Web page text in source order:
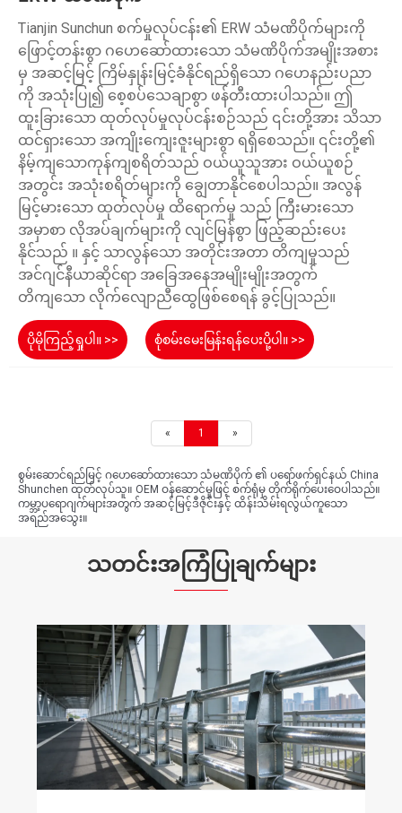
Tianjin Sunchun စက်မှုလုပ်ငန်း၏ ERW သံမဏိပိုက်များကို
ဖြောင့်တန်းစွာ ဂဟေဆော်ထားသော သံမဏိပိုက်အမျိုးအစား
မှ အဆင့်မြင့် ကြိမ်နှုန်းမြင့်ခံနိုင်ရည်ရှိသော ဂဟေနည်းပညာ
ကို အသုံးပြု၍ စေ့စပ်သေချာစွာ ဖန်တီးထားပါသည်။ ဤ
ထူးခြားသော ထုတ်လုပ်မှုလုပ်ငန်းစဉ်သည် ၎င်းတို့အား သိသာ
ထင်ရှားသော အကျိုးကျေးဇူးများစွာ ရရှိစေသည်။ ၎င်းတို့၏
နိမ့်ကျသောကုန်ကျစရိတ်သည် ဝယ်ယူသူအား ဝယ်ယူစဉ်
အတွင်း အသုံးစရိတ်များကို ချွေတာနိုင်စေပါသည်။ အလွန်
မြင့်မားသော ထုတ်လုပ်မှု ထိရောက်မှု သည် ကြီးမားသော
အမှာစာ လိုအပ်ချက်များကို လျင်မြန်စွာ ဖြည့်ဆည်းပေး
နိုင်သည် ။ နှင့် သာလွန်သော အတိုင်းအတာ တိကျမှုသည်
အင်ဂျင်နီယာဆိုင်ရာ အခြေအနေအမျိုးမျိုးအတွက်
တိကျသော လိုက်လျောညီထွေဖြစ်စေရန် ခွင့်ပြုသည်။
ပိုမိုကြည့်ရှုပါ။ >> စုံစမ်းမေးမြန်းရန်ပေးပို့ပါ။ >>
« 1 »
စွမ်းဆောင်ရည်မြင့် ဂဟေဆော်ထားသော သံမဏိပိုက် ၏ ပရော်ဖက်ရှင်နယ် China
Shunchen ထုတ်လုပ်သူ။ OEM ဝန်ဆောင်မှုဖြင့် စက်ရုံမှ တိုက်ရိုက်ပေးဝေပါသည်။
ကမ္ဘာ့ပရောဂျက်များအတွက် အဆင့်မြင့်ဒီဇိုင်းနှင့် ထိန်းသိမ်းရလွယ်ကူသော
အရည်အသွေး။
သတင်းအကြံပြုချက်များ
သင့်ပရောဂျက်အတွက် မှန်ကန်သော T-shaped
သံမဏိကို ဘယ်လိုရွေးချယ်မလဲ။
ပိုမိုကြည့်ရှုပါ။ >>